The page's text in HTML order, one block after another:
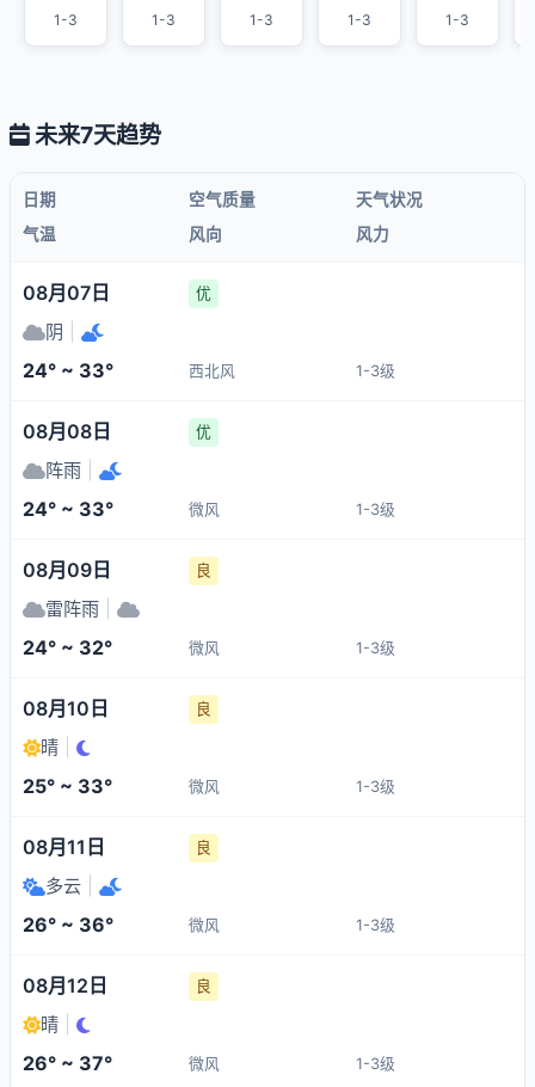
1-3 1-3 1-3 1-3 1-3
未来7天趋势
日期 空气质量
天气状况
气温
风向 风力
08月07日 优
阴
24° ~ 33° 西北风 1-3级
08月08日 优
阵雨
24° ~ 33° 微风 1-3级
08月09日 良
雷阵雨
24° ~ 32° 微风 1-3级
08月10日 良
晴
25° ~ 33° 微风 1-3级
08月11日 良
多云
26° ~ 36° 微风 1-3级
08月12日 良
晴
26° ~ 37° 微风 1-3级